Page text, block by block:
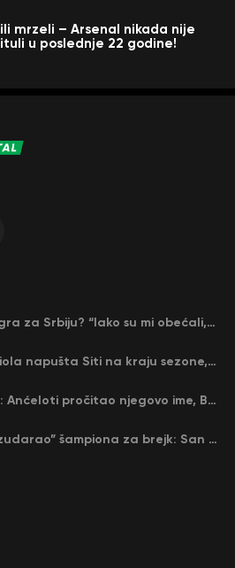
mrzeli – Arsenal nikada nije
u poslednje 22 godine!
Zašto Rade Krunić ne igra za Srbiju? “Iako su mi obećali, niko me nije zvao…”
Kraj jedne ere – Gvardiola napušta Siti na kraju sezone, menja ga njegov nekadašnji rival
Nejmar ide na Mundijal: Anćeloti pročitao njegovo ime, Brazil u delirijumu (VIDEO)
Strašni Vembanjama “izudarao” šampiona za brejk: San Antonio poveo protiv Oklahome